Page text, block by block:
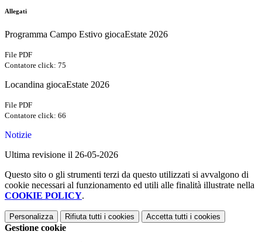
Allegati
Programma Campo Estivo giocaEstate 2026
File PDF
Contatore click: 75
Locandina giocaEstate 2026
File PDF
Contatore click: 66
Notizie
Ultima revisione il 26-05-2026
Questo sito o gli strumenti terzi da questo utilizzati si avvalgono di
cookie necessari al funzionamento ed utili alle finalità illustrate nella
COOKIE POLICY.
Personalizza Rifiuta tutti i cookies Accetta tutti i cookies
Gestione cookie